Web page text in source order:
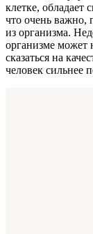
клетке, обладает
что очень важно,
из организма.
организме может
сказаться на
человек сильнее